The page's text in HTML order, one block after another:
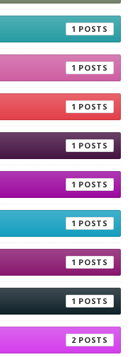
1
1
1
1
1
1
1
1
2